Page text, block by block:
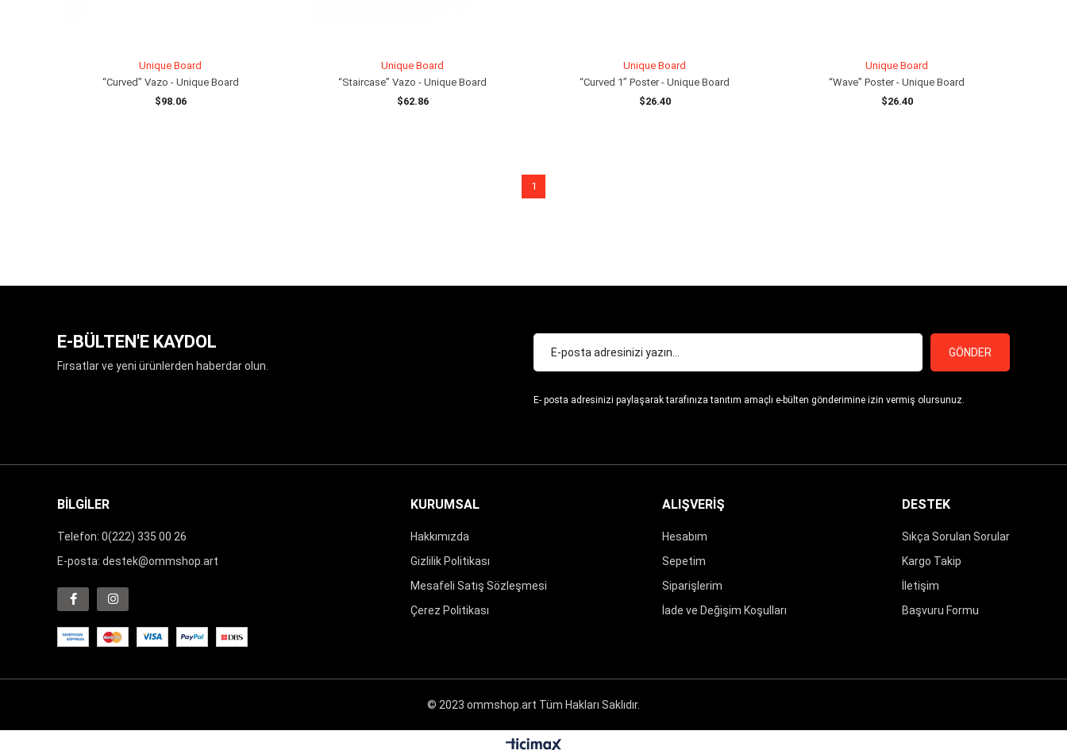
Unique Board
“Curved” Vazo - Unique Board
$98.06
Unique Board
“Staircase” Vazo - Unique Board
$62.86
Unique Board
“Curved 1” Poster - Unique Board
$26.40
Unique Board
“Wave” Poster - Unique Board
$26.40
1
E-BÜLTEN'E KAYDOL
Fırsatlar ve yeni ürünlerden haberdar olun.
GÖNDER
E- posta adresinizi paylaşarak tarafınıza tanıtım amaçlı e-bülten gönderimine izin vermiş olursunuz.
BİLGİLER
Telefon: 0(222) 335 00 26
E-posta: destek@ommshop.art
KURUMSAL
Hakkımızda
Gizlilik Politikası
Mesafeli Satış Sözleşmesi
Çerez Politikası
ALIŞVERİŞ
Hesabım
Sepetim
Siparişlerim
İade ve Değişim Koşulları
DESTEK
Sıkça Sorulan Sorular
Kargo Takip
İletişim
Başvuru Formu
© 2023 ommshop.art Tüm Hakları Saklıdır.